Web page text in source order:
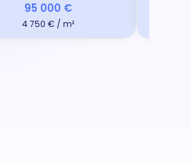
95 000 €
4 750 € / m²